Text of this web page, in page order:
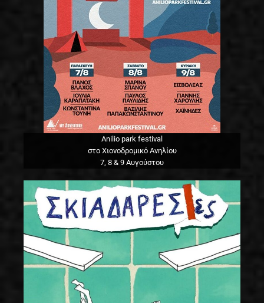
Anilio park festival
στο Χιονοδρομικό Ανηλίου
7, 8 & 9 Αυγούστου